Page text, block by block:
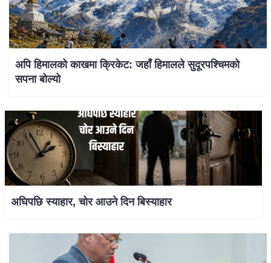
अपि हिमालको काखमा क्रिकेट: जहाँ हिमालले सुदूरपश्चिमको
सपना बोल्यो
अघिपछि स्याहार, चोर आउने दिन बिस्याहार